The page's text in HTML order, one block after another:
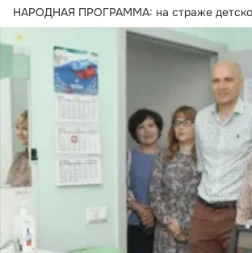
НАРОДНАЯ ПРОГРАММА: на страже